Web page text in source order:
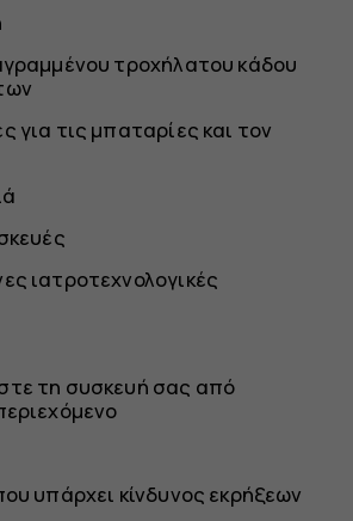
τροχήλατου κάδου
για τις μπαταρίες και τον
ιατροτεχνολογικές
τη συσκευή σας από
υπάρχει κίνδυνος εκρήξεων